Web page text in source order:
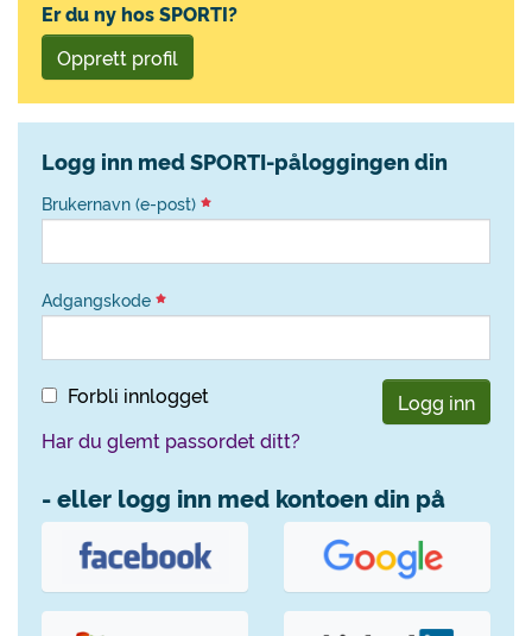
Er du ny hos SPORTI?
Opprett profil
Logg inn med SPORTI-påloggingen din
Brukernavn (e-post)
Adgangskode
Forbli innlogget
Logg inn
Har du glemt passordet ditt?
- eller logg inn med kontoen din på